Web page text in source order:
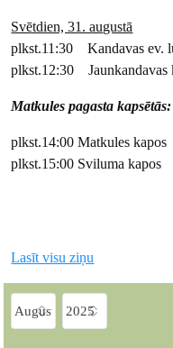
Svētdien, 31. augustā
plkst.11:30 Kandavas ev.
plkst.12:30 Jaunkandavas
Matkules pagasta kapsētās:
plkst.14:00 Matkules kapos
plkst.15:00 Sviluma kapos
Lasīt visu ziņu